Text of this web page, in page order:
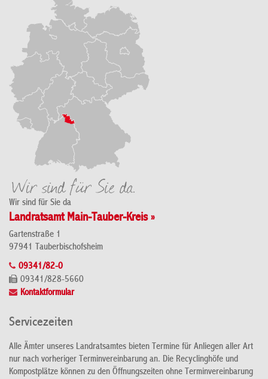
Wir sind für Sie da
Landratsamt Main-Tauber-Kreis »
Gartenstraße 1
97941 Tauberbischofsheim
09341/82-0
09341/828-5660
Kontaktformular
Servicezeiten
Alle Ämter unseres Landratsamtes bieten Termine für Anliegen aller Art
nur nach vorheriger Terminvereinbarung an. Die Recyclinghöfe und
Kompostplätze können zu den Öffnungszeiten ohne Terminvereinbarung